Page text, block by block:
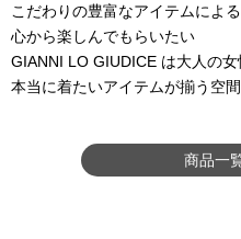
こだわりの豊富なアイテムによ
心から楽しんでもらいたい
GIANNI LO GIUDICE は大人の女
本当に着たいアイテムが揃う空
商品一